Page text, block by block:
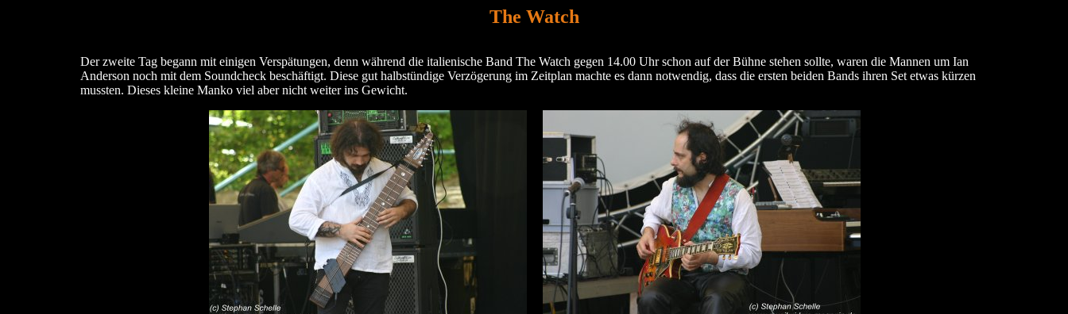
The Watch
Der zweite Tag begann mit einigen Verspätungen, denn während die italienische Band The Watch gegen 14.00 Uhr schon auf der Bühne stehen sollte, waren die Mannen um Ian
Anderson noch mit dem Soundcheck beschäftigt. Diese gut halbstündige Verzögerung im Zeitplan machte es dann notwendig, dass die ersten beiden Bands ihren Set etwas kürzen
mussten. Dieses kleine Manko viel aber nicht weiter ins Gewicht.